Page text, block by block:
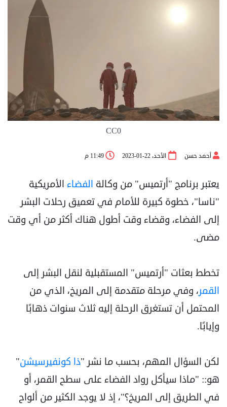
CC0
أحمد حسن الأحد، 22-01-2023 11:49 م
يعتبر برنامج "أرتميس" من وكالة الفضاء الأمريكية
"ناسا"، خطوة كبيرة للأمام في تعميق رحلات البشر
إلى الفضاء، وقضاء وقت ‏أطول هناك أكثر من أي وقت
مضى.‏
تخطط بعثات "أرتميس" المستقبلية لنقل البشر إلى
القمر، وفي مرحلة متقدمة إلى المريخ، الذي من
المحتمل أن ‏تستغرق الرحلة إليه ثلاث سنوات ذهابًا
وإيابًا.‏
لكن السؤال المهم، بحسب ما نشر "ذا كونفيرسيشن"
هو:: "ماذا سيأكل رواد الفضاء على سطح القمر، أو
في الطريق إلى المريخ؟"، إذ لا يوجد الكثير من ألواح